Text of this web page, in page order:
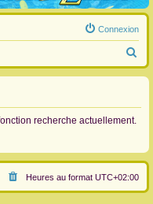
Connexion
e
h
c
recherche actuellement.
Heures au format UTC+02:00